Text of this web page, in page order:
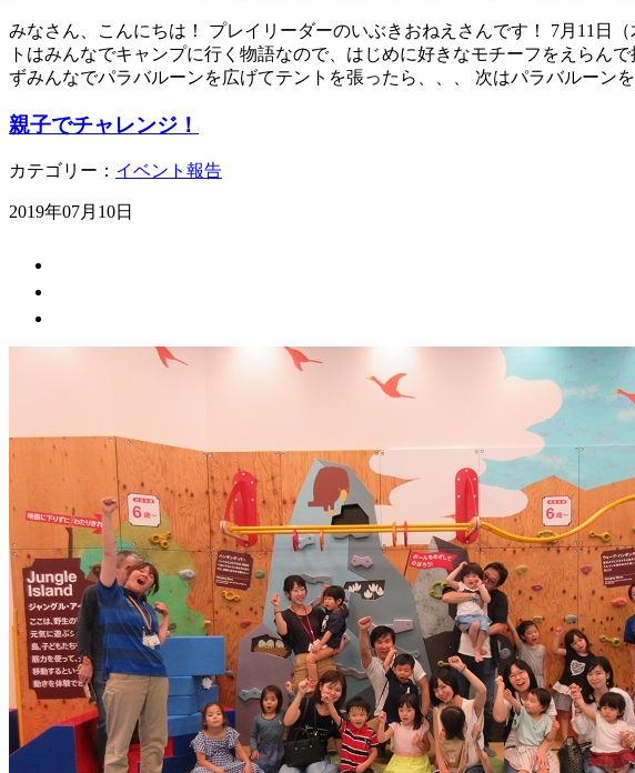
みなさん、こんにちは！ プレイリーダーのいぶきおねえさんです！ 7月11日
トはみんなでキャンプに行く物語なので、はじめに好きなモチーフをえらん
ずみんなでパラバルーンを広げてテントを張ったら、、、 次はパラバルーン
親子でチャレンジ！
カテゴリー： イベント報告
2019年07月10日